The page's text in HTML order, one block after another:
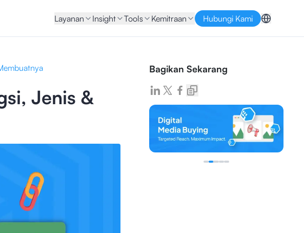
Layanan Insight Tools Kemitraan Hubungi Kami
Jenis &
Bagikan Sekarang